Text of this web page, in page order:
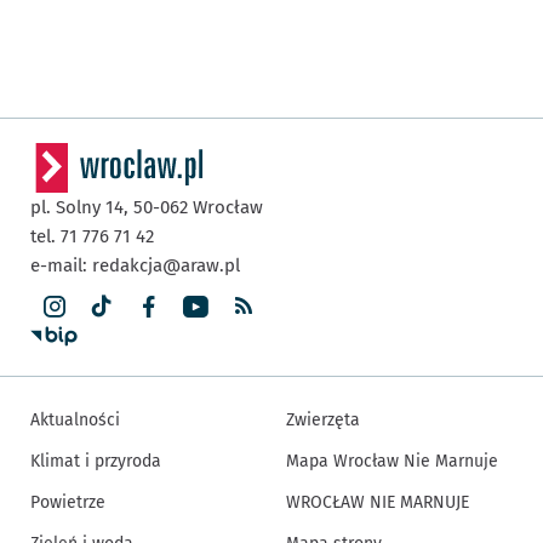
pl. Solny 14, 50-062 Wrocław
tel. 71 776 71 42
e-mail: redakcja@araw.pl
Aktualności
Klimat i przyroda
Powietrze
Zwierzęta
Mapa Wrocław Nie Marnuje
WROCŁAW NIE MARNUJE